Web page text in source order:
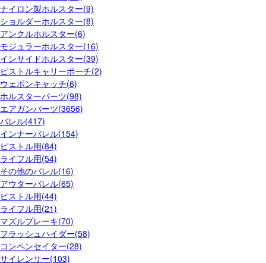
ナイロン製ホルスター(9)
ショルダーホルスター(8)
アンクルホルスター(6)
モジュラーホルスター(16)
インサイドホルスター(39)
ピストルキャリーポーチ(2)
ウェポンキャッチ(6)
ホルスターパーツ(98)
エアガンパーツ(3656)
バレル(417)
インナーバレル(154)
ピストル用(84)
ライフル用(54)
その他のバレル(16)
アウターバレル(65)
ピストル用(44)
ライフル用(21)
マズルブレーキ(70)
フラッシュハイダー(58)
コンペンセイター(28)
サイレンサー(103)